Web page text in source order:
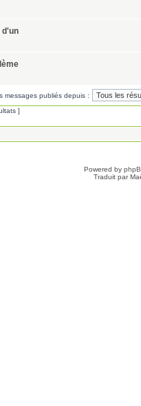
d'un
messages publiés depuis :
]
Powered by
Traduit par